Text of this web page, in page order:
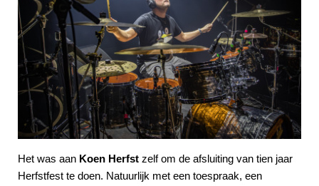
Het was aan Koen Herfst zelf om de afsluiting van tien jaar
Herfstfest te doen. Natuurlijk met een toespraak, een